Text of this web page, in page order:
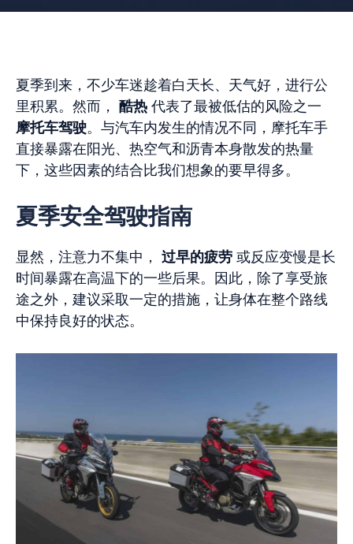
夏季到来，不少车迷趁着白天长、天气好，进行公
里积累。然而， 酷热 代表了最被低估的风险之一
摩托车驾驶。与汽车内发生的情况不同，摩托车手
直接暴露在阳光、热空气和沥青本身散发的热量
下，这些因素的结合比我们想象的要早得多。
夏季安全驾驶指南
显然，注意力不集中， 过早的疲劳 或反应变慢是长
时间暴露在高温下的一些后果。因此，除了享受旅
途之外，建议采取一定的措施，让身体在整个路线
中保持良好的状态。